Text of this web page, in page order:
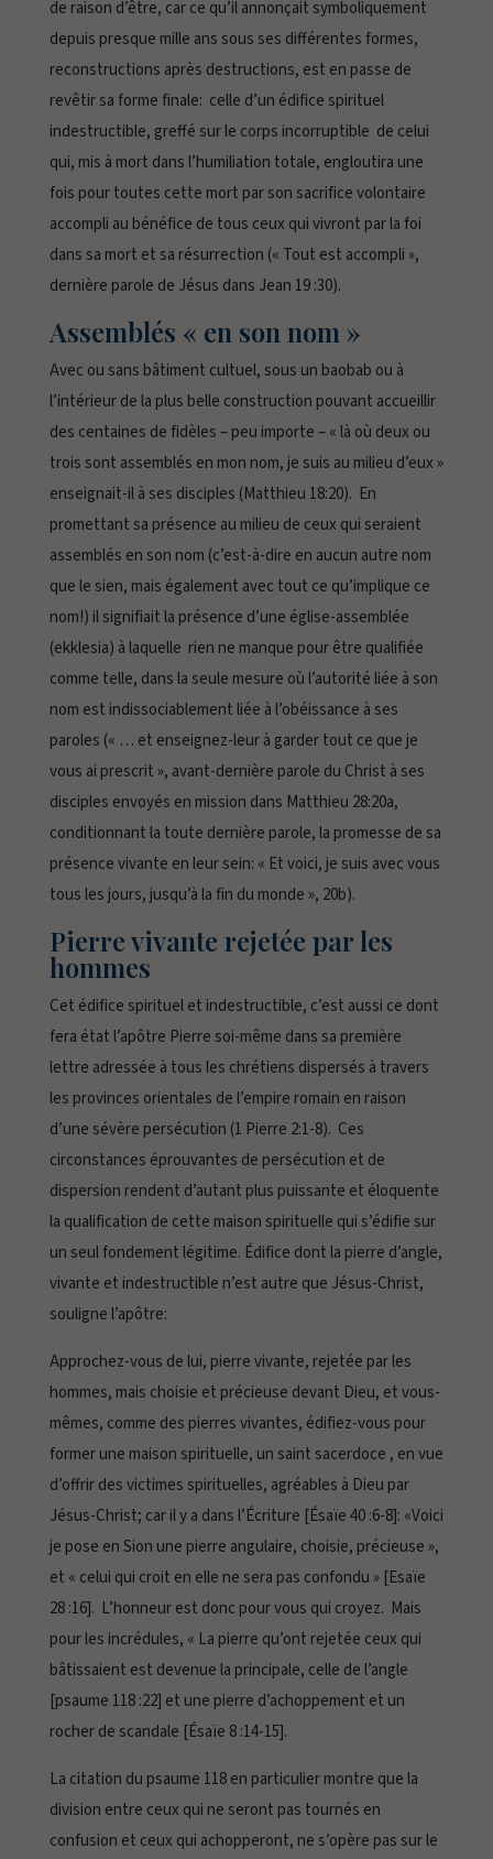
de raison d’être, car ce qu’il annonçait symboliquement
depuis presque mille ans sous ses différentes formes,
reconstructions après destructions, est en passe de
revêtir sa forme finale: celle d’un édifice spirituel
indestructible, greffé sur le corps incorruptible de celui
qui, mis à mort dans l’humiliation totale, engloutira une
fois pour toutes cette mort par son sacrifice volontaire
accompli au bénéfice de tous ceux qui vivront par la foi
dans sa mort et sa résurrection (« Tout est accompli »,
dernière parole de Jésus dans Jean 19 :30).
Assemblés « en son nom »
Avec ou sans bâtiment cultuel, sous un baobab ou à
l’intérieur de la plus belle construction pouvant accueillir
des centaines de fidèles – peu importe – « là où deux ou
trois sont assemblés en mon nom, je suis au milieu d’eux »
enseignait-il à ses disciples (Matthieu 18:20). En
promettant sa présence au milieu de ceux qui seraient
assemblés enson nom (c’est-à-dire en aucun autre nom
que le sien, mais également avec tout ce qu’implique ce
nom!) il signifiait la présence d’une église-assemblée
(ekklesia) à laquelle rien ne manque pour être qualifiée
comme telle, dans la seule mesure où l’autorité liée à son
nom est indissociablement liée à l’obéissance à ses
paroles (« … et enseignez-leur à garder tout ce que je
vous ai prescrit », avant-dernière parole du Christ à ses
disciples envoyés en mission dans Matthieu 28:20a,
conditionnant la toute dernière parole, la promesse de sa
présence vivante en leur sein: « Et voici, je suis avec vous
tous les jours, jusqu’à la fin du monde », 20b).
Pierre vivante rejetée par les
hommes
Cet édifice spirituel et indestructible, c’est aussi ce dont
fera état l’apôtre Pierre soi-même dans sa première
lettre adressée à tous les chrétiens dispersés à travers
les provinces orientales de l’empire romain en raison
d’une sévère persécution (1 Pierre 2:1-8). Ces
circonstances éprouvantes de persécution et de
dispersion rendent d’autant plus puissante et éloquente
la qualification de cette maison spirituelle qui s’édifie sur
un seul fondement légitime. Édifice dont la pierre d’angle,
vivante et indestructible n’est autre que Jésus-Christ,
souligne l’apôtre:
Approchez-vous de lui, pierre vivante, rejetée par les
hommes, mais choisie et précieuse devant Dieu, et vous-
mêmes, comme des pierres vivantes, édifiez-vous pour
former une maison spirituelle, un saint sacerdoce , en vue
d’offrir des victimes spirituelles, agréables à Dieu par
Jésus-Christ; car il y a dans l’Écriture [Ésaïe 40 :6-8]: «Voici
je pose en Sion une pierre angulaire, choisie, précieuse »,
et « celui qui croit en elle ne sera pas confondu » [Esaïe
28 :16]. L’honneur est donc pour vous qui croyez. Mais
pour les incrédules, « La pierre qu’ont rejetée ceux qui
bâtissaient est devenue la principale, celle de l’angle
[psaume 118 :22] et une pierre d’achoppement et un
rocher de scandale [Ésaïe 8 :14-15].
La citation du psaume 118 en particulier montre que la
division entre ceux qui ne seront pas tournés en
confusion et ceux qui achopperont, ne s’opère pas sur le